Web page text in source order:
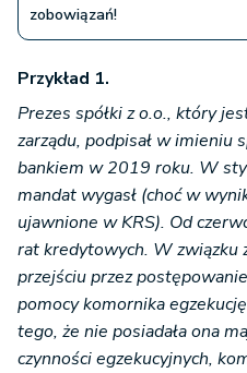
zobowiązań!
Przykład 1.
Prezes spółki z o.o., który
zarządu, podpisał w imieniu
bankiem w 2019 roku. W
mandat wygasł (choć w
ujawnione w KRS). Od
rat kredytowych. W związku
przejściu przez
pomocy komornika
tego, że nie posiadała ona
czynności egzekucyjnych,